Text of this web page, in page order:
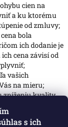
s ich
cien na
a ku ktorému
od zmluvy;
bola
ich dodanie je
cena závisí od
vašich
na mieru;
zníženiu kvality
ktorý nie je